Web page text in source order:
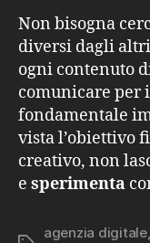
Non bisogna
diversi dagli
ogni contenuto
comunicare per
fondamentale
vista l’obiettivo
creativo, non
e sperimenta
agenzia digitale,